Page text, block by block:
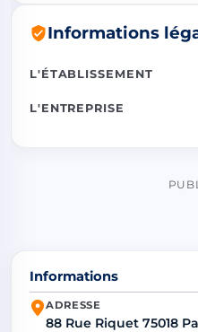
Informations
L'ÉTABLISSEMENT
L'ENTREPRISE
Informations
ADRESSE
88 Rue Riquet 75018